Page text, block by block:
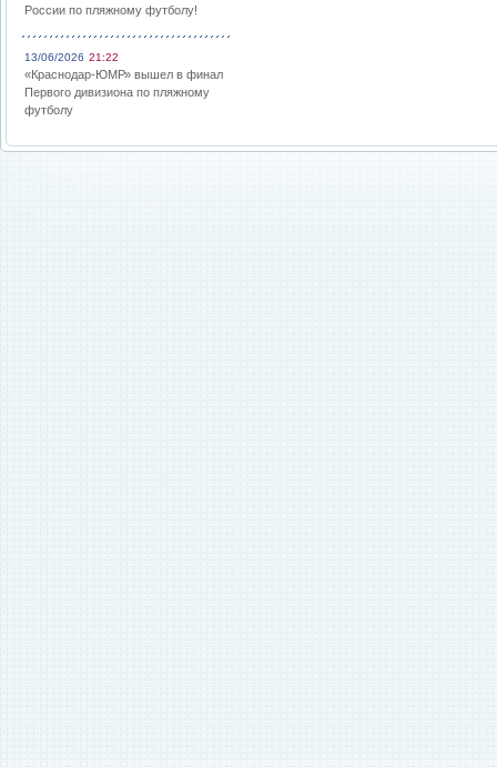
России по пляжному футболу!
13/06/2026 21:22
«Краснодар-ЮМР» вышел в финал
Первого дивизиона по пляжному
футболу